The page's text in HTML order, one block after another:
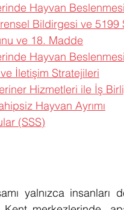
Hayvan
Bildirgesi ve 5199
ve 18. Madde
Hayvan
İletişim Stratejileri
Hizmetleri ile İş
Hayvan Ayrımı
(SSS)
yalnızca insanları